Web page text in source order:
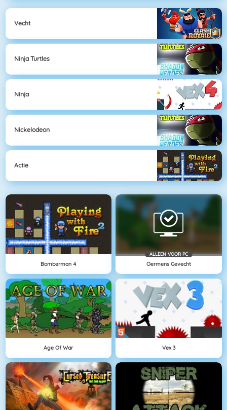
Vecht
Ninja Turtles
Ninja
Nickelodeon
Actie
Bomberman 4
ALLEEN VOOR PC
Oermens Gevecht
Age Of War Vex 3